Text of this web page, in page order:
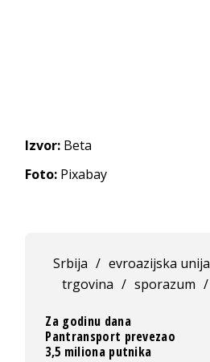
Izvor: Beta
Foto: Pixabay
Srbija / evroazijska unija
trgovina / sporazum /
Za godinu dana
Pantransport prevezao
3,5 miliona putnika